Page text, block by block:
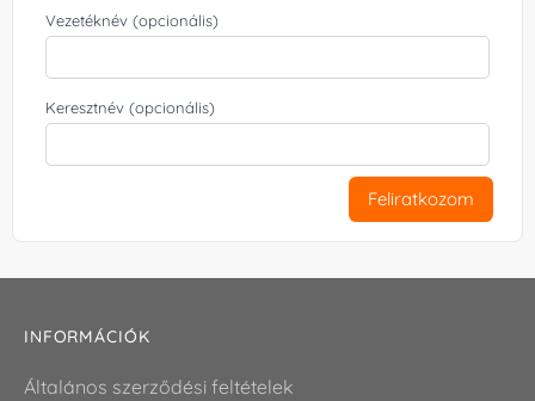
Vezetéknév (opcionális)
Keresztnév (opcionális)
Feliratkozom
INFORMÁCIÓK
Általános szerződési feltételek